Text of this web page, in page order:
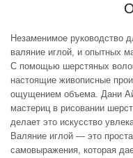
Незаменимое руководство
валяние иглой, и опытных
С помощью шерстяных
настоящие живописные
ощущением объема. Дани
мастериц в рисовании
делает это искусство
Валяние иглой — это
самовыражения, которая